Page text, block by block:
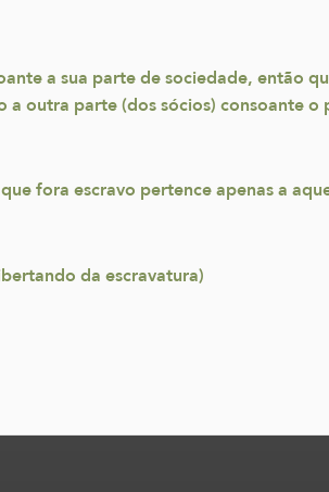
a sua parte de sociedade, então
outra parte (dos sócios) consoante
fora escravo pertence apenas a
da escravatura)